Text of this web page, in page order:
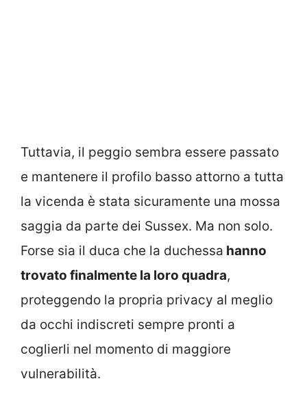
Tuttavia, il peggio sembra essere passato
e mantenere il profilo basso attorno a tutta
la vicenda è stata sicuramente una mossa
saggia da parte dei Sussex. Ma non solo.
Forse sia il duca che la duchessa hanno
trovato finalmente la loro quadra,
proteggendo la propria privacy al meglio
da occhi indiscreti sempre pronti a
coglierli nel momento di maggiore
vulnerabilità.